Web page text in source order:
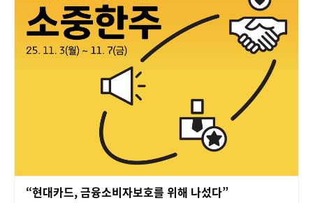
“현대카드, 금융소비자보호를 위해 나섰다”